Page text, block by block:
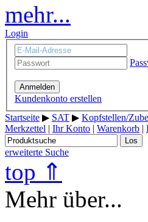
mehr...
Login
Anmelden
Kundenkonto erstellen
Startseite ▶ SAT ▶ Kopfstellen/
Merkzettel | Ihr Konto | Warenkorb |
Los
erweiterte Suche
top ⇑
Mehr über...